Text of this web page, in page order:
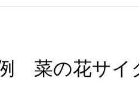
例 菜の花サ